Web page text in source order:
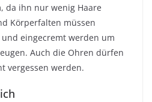
da ihn nur wenig Haare
Körperfalten müssen
eingecremt werden um
Auch die Ohren dürfen
vergessen werden.